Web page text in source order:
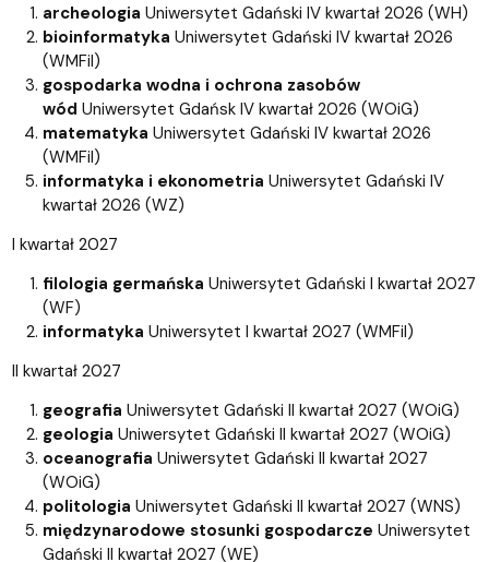
archeologia Uniwersytet Gdański IV kwartał 2026 (WH)
bioinformatyka Uniwersytet Gdański IV kwartał 2026
(WMFiI)
gospodarka wodna i ochrona zasobów
wód Uniwersytet Gdańsk IV kwartał 2026 (WOiG)
matematyka Uniwersytet Gdański IV kwartał 2026
(WMFiI)
informatyka i ekonometria Uniwersytet Gdański IV
kwartał 2026 (WZ)
I kwartał 2027
filologia germańska Uniwersytet Gdański I kwartał 2027
(WF)
informatyka Uniwersytet I kwartał 2027 (WMFiI)
II kwartał 2027
geografia Uniwersytet Gdański II kwartał 2027 (WOiG)
geologia Uniwersytet Gdański II kwartał 2027 (WOiG)
oceanografia Uniwersytet Gdański II kwartał 2027
(WOiG)
politologia Uniwersytet Gdański II kwartał 2027 (WNS)
międzynarodowe stosunki gospodarcze Uniwersytet
Gdański II kwartał 2027 (WE)